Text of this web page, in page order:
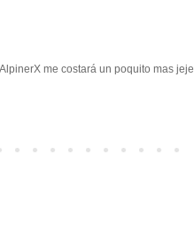
me costará un poquito mas jeje